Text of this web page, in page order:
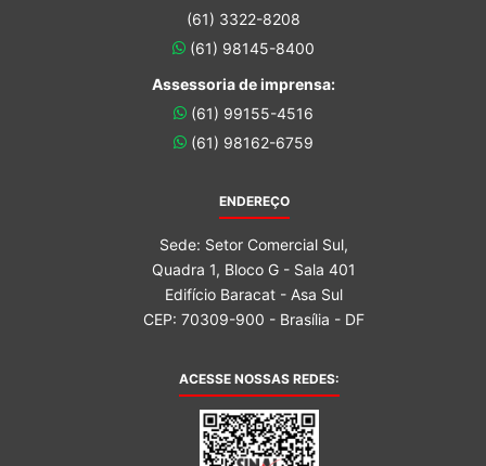
(61) 3322-8208
(61) 98145-8400
Assessoria de imprensa:
(61) 99155-4516
(61) 98162-6759
ENDEREÇO
Sede: Setor Comercial Sul,
Quadra 1, Bloco G - Sala 401
Edifício Baracat - Asa Sul
CEP: 70309-900 - Brasília - DF
ACESSE NOSSAS REDES: